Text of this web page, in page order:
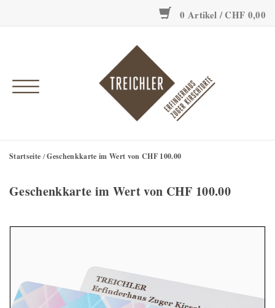
0 Artikel / CHF 0,00
Einzigartig
Geschenkkarte im Wert von CHF 100.00
Startseite /Geschenkkarte im Wert von CHF 100.00